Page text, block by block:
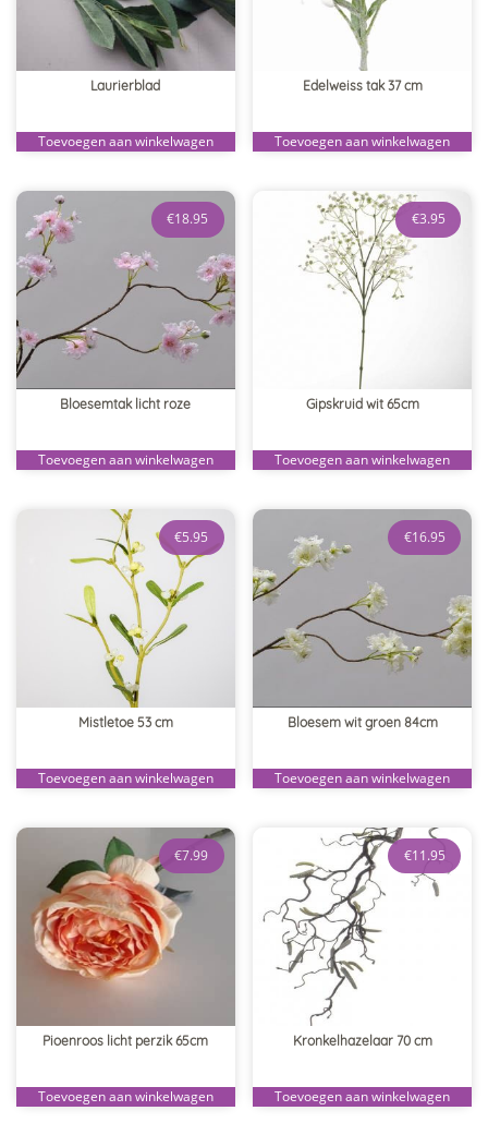
Laurierblad
Toevoegen aan winkelwagen
Edelweiss tak 37 cm
Toevoegen aan winkelwagen
Bloesemtak licht roze
€18.95
Toevoegen aan winkelwagen
Gipskruid wit 65cm
€3.95
Toevoegen aan winkelwagen
Mistletoe 53 cm
€5.95
Toevoegen aan winkelwagen
Bloesem wit groen 84cm
€16.95
Toevoegen aan winkelwagen
Pioenroos licht perzik 65cm
€7.99
Toevoegen aan winkelwagen
Kronkelhazelaar 70 cm
€11.95
Toevoegen aan winkelwagen